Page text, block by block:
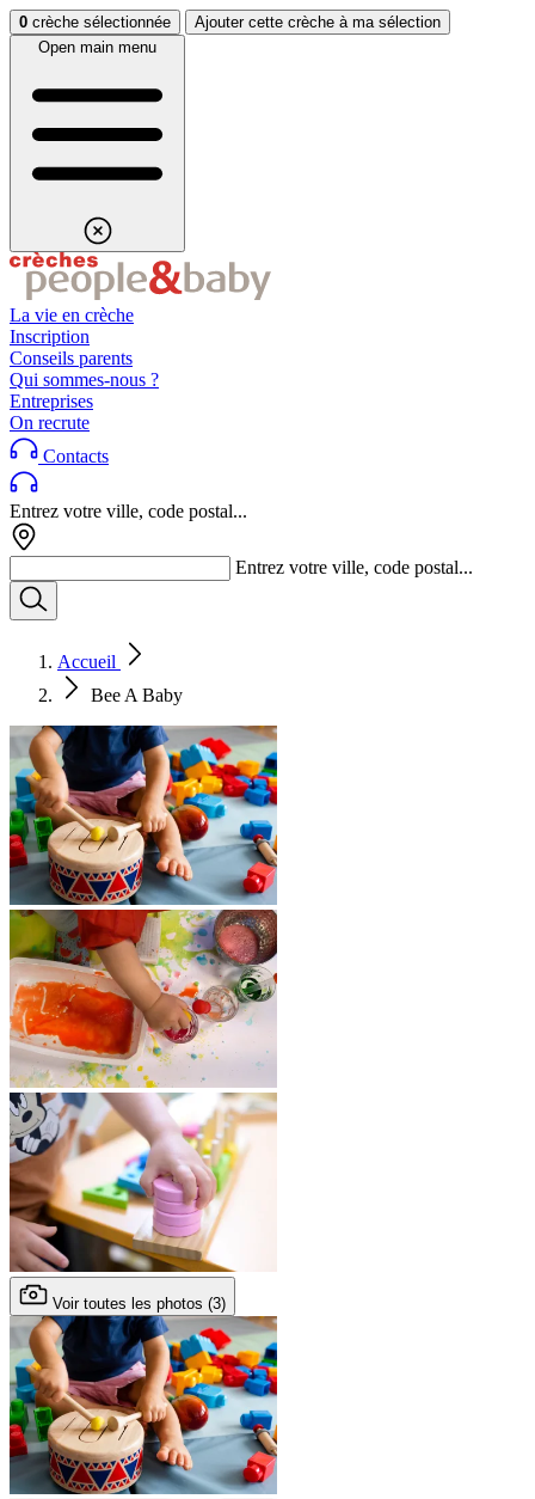
Aller au contenuAller au footer
0 crèche sélectionnée
Ajouter cette crèche à ma sélection
Open main menu
La vie en crèche
Inscription
Conseils parents
Qui sommes-nous ?
Entreprises
On recrute
Contacts
Entrez votre ville, code postal...
Entrez votre ville, code postal...
Accueil
Bee A Baby
Voir toutes les photos (3)